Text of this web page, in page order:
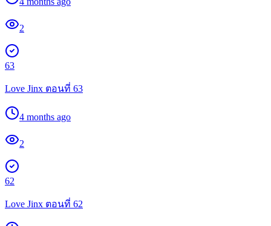
2
63
Love Jinx ตอนที่ 63
4 months ago
2
62
Love Jinx ตอนที่ 62